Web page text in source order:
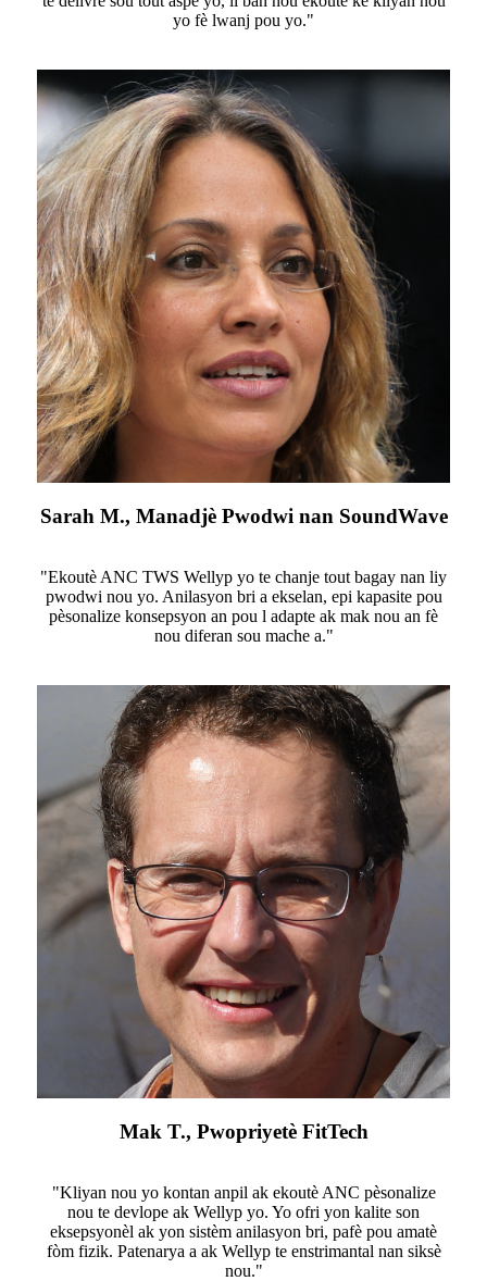
yo fè lwanj pou yo."
Sarah M., Manadjè Pwodwi nan SoundWave
"Ekoutè ANC TWS Wellyp yo te chanje tout bagay nan liy
pwodwi nou yo. Anilasyon bri a ekselan, epi kapasite pou
pèsonalize konsepsyon an pou l adapte ak mak nou an fè
nou diferan sou mache a."
Mak T., Pwopriyetè FitTech
"Kliyan nou yo kontan anpil ak ekoutè ANC pèsonalize
nou te devlope ak Wellyp yo. Yo ofri yon kalite son
eksepsyonèl ak yon sistèm anilasyon bri, pafè pou amatè
fòm fizik. Patenarya a ak Wellyp te enstrimantal nan siksè
nou."